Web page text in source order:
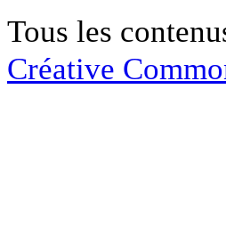
Tous les
Créative